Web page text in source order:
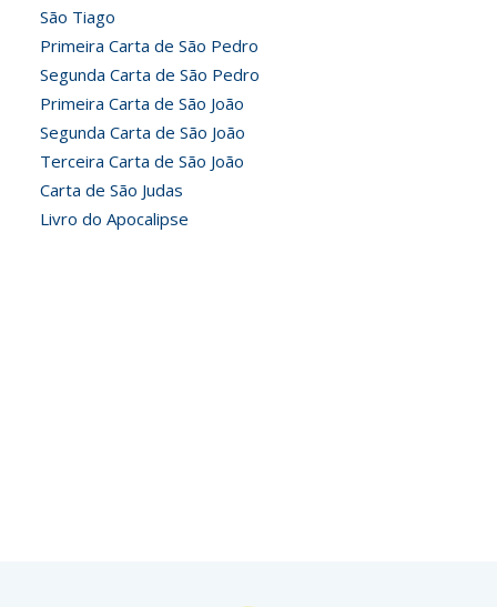
São Tiago
Primeira Carta de São Pedro
Segunda Carta de São Pedro
Primeira Carta de São João
Segunda Carta de São João
Terceira Carta de São João
Carta de São Judas
Livro do Apocalipse